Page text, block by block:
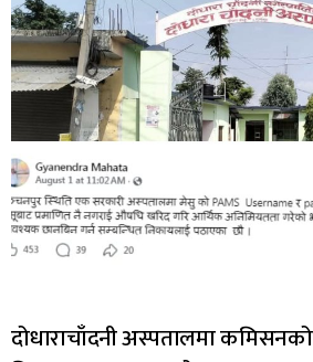
दोधाराचाँदनी अस्पतालमा